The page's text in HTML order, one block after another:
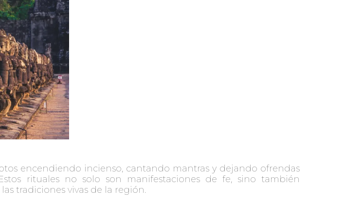
encendiendo incienso, cantando mantras y dejando ofrendas
rituales no solo son manifestaciones de fe, sino también
tradiciones vivas de la región.